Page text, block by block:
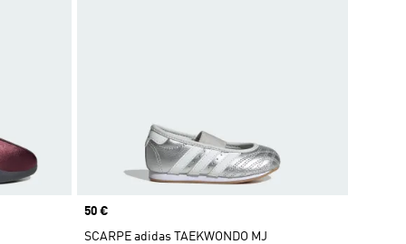
Price
50 €
SCARPE adidas TAEKWONDO MJ